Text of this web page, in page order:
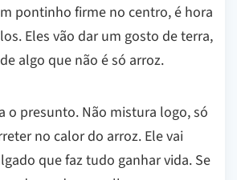
pontinho firme no centro, é hora
Eles vão dar um gosto de terra,
algo que não é só arroz.
o presunto. Não mistura logo, só
no calor do arroz. Ele vai
que faz tudo ganhar vida. Se